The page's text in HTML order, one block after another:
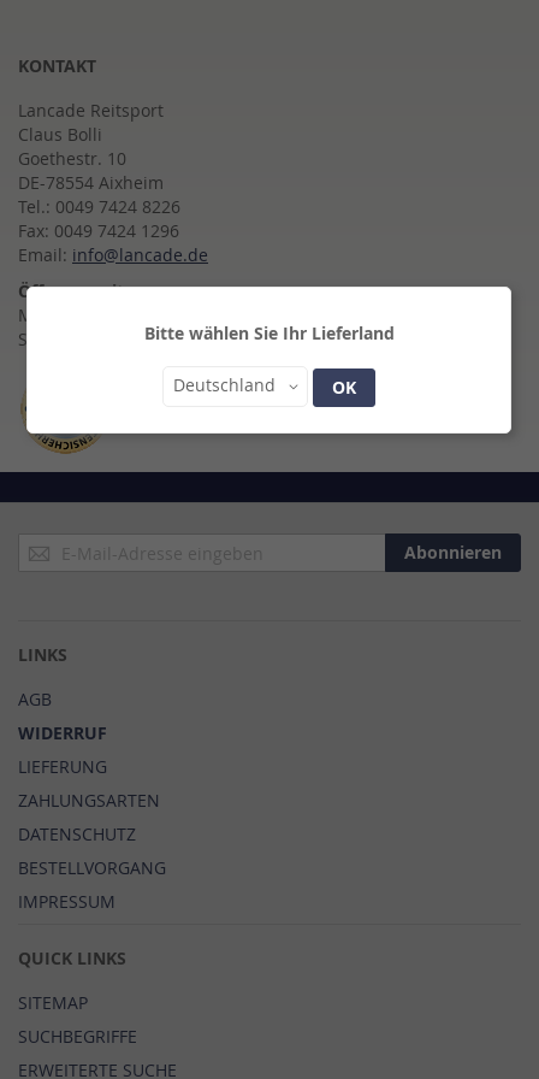
Bitte wählen Sie Ihr Lieferland
Land
Deutschland OK
KONTAKT
Lancade Reitsport
Claus Bolli
Goethestr. 10
DE-78554 Aixheim
Tel.: 0049 7424 8226
Fax: 0049 7424 1296
Email: info@lancade.de
Öffnungszeiten:
Montag - Freitag 10:00 - 18:00 Uhr
Samstag 10:00 - 14:00 Uhr
Anmeldung
zum
Abonnieren
LINKS
AGB
WIDERRUF
LIEFERUNG
ZAHLUNGSARTEN
DATENSCHUTZ
BESTELLVORGANG
IMPRESSUM
QUICK LINKS
SITEMAP
SUCHBEGRIFFE
ERWEITERTE SUCHE